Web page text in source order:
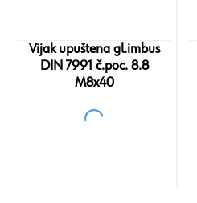
Vijak upuštena gl.imbus
DIN 7991 č.poc. 8.8
M8x40